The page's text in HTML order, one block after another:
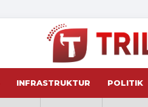
INFRASTRUKTUR POLITIK